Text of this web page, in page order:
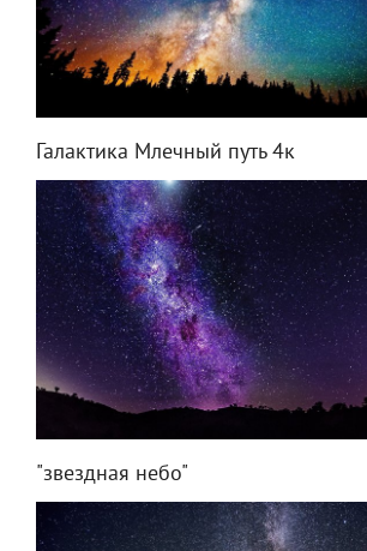
Галактика Млечный путь 4к
"звездная небо"